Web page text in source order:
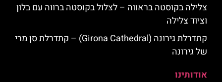
צלילה בקוסטה בראווה – לצלול בקוסטה ברווה עם בלון
וציוד צלילה
קתדרלת גירונה (Girona Cathedral) – קתדרלת סן מרי
של גירונה
אודותינו